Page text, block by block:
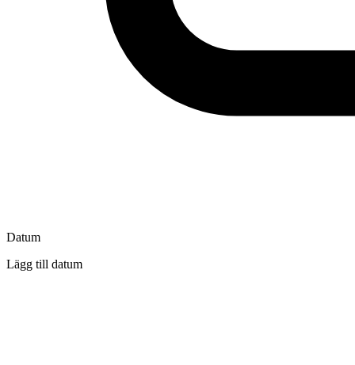
Datum
Lägg till datum